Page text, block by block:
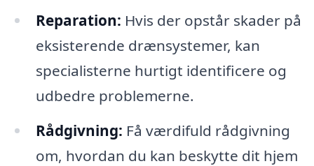
Reparation: Hvis der opstår skader på
eksisterende drænsystemer, kan
specialisterne hurtigt identificere og
udbedre problemerne.
Rådgivning: Få værdifuld rådgivning
om, hvordan du kan beskytte dit hjem